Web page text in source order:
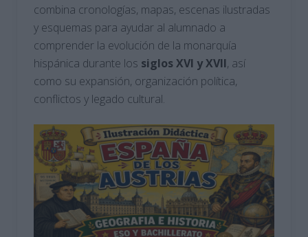
combina cronologías, mapas, escenas ilustradas
y esquemas para ayudar al alumnado a
comprender la evolución de la monarquía
hispánica durante los siglos XVI y XVII, así
como su expansión, organización política,
conflictos y legado cultural.